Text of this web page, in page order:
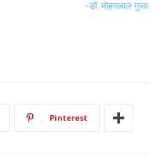
-डॉ. मोहनलाल गुप्ता
Pinterest